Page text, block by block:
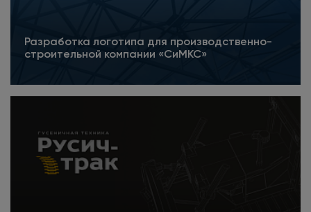
Разработка логотипа для производственно-
строительной компании «СиМКС»
Подробнее